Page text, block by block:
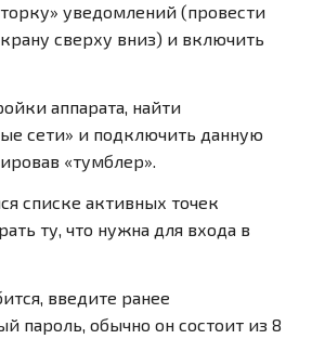
уведомлений (провести
сверху вниз) и включить
аппарата, найти
сети» и подключить данную
«тумблер».
списке активных точек
ту, что нужна для входа в
введите ранее
пароль, обычно он состоит из 8